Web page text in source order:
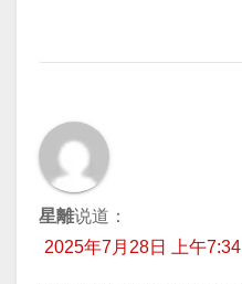
星離说道：
2025年7月28日 上午7:34